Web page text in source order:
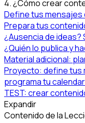
4. ¿Cómo crear
Define tus mensajes
Prepara tus
¿Ausencia de ideas?
¿Quién lo publica y
Material adicional:
Proyecto: define tus
programa tu
TEST: crear
Expandir
Contenido de la